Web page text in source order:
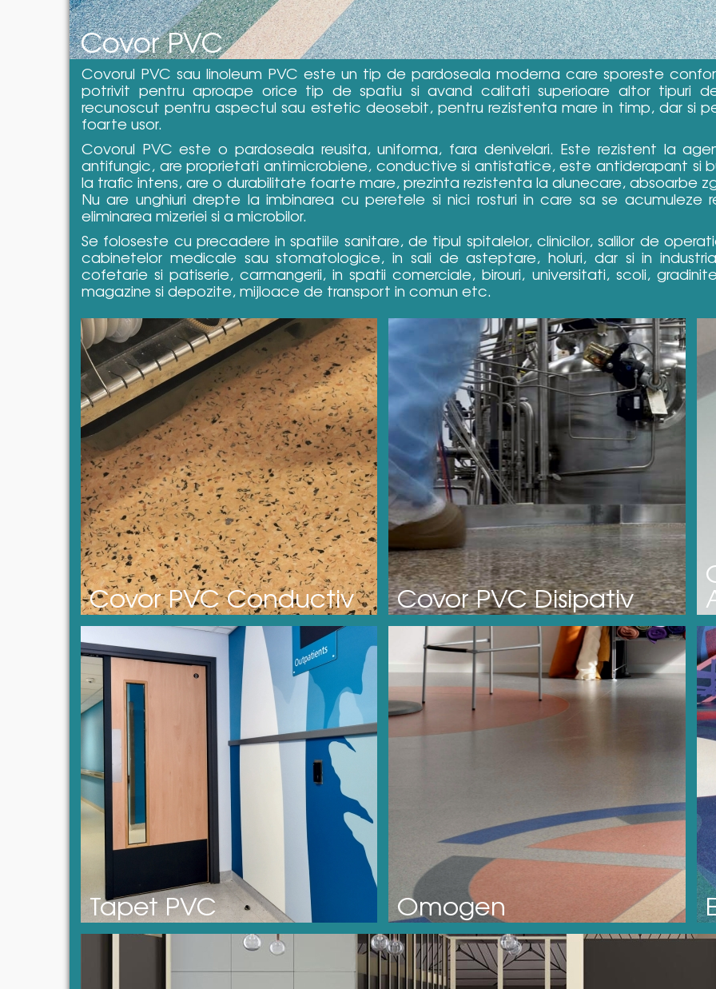
Covor PVC
Covorul PVC sau linoleum PVC este un tip de pardoseala moderna care sporeste
potrivit pentru aproape orice tip de spatiu si avand calitati superioare altor tipuri
recunoscut pentru aspectul sau estetic deosebit, pentru rezistenta mare in timp, dar si
foarte usor.
Covorul PVC este o pardoseala reusita, uniforma, fara denivelari. Este rezistent la
antifungic, are proprietati antimicrobiene, conductive si antistatice, este antiderapant si
la trafic intens, are o durabilitate foarte mare, prezinta rezistenta la alunecare, absoarbe
Nu are unghiuri drepte la imbinarea cu peretele si nici rosturi in care sa se acumuleze
eliminarea mizeriei si a microbilor.
Se foloseste cu precadere in spatiile sanitare, de tipul spitalelor, clinicilor, salilor de
cabinetelor medicale sau stomatologice, in sali de asteptare, holuri, dar si in
cofetarie si patiserie, carmangerii, in spatii comerciale, birouri, universitati, scoli,
magazine si depozite, mijloace de transport in comun etc.
Covor PVC Conductiv Covor PVC Disipativ
Tapet PVC Omogen